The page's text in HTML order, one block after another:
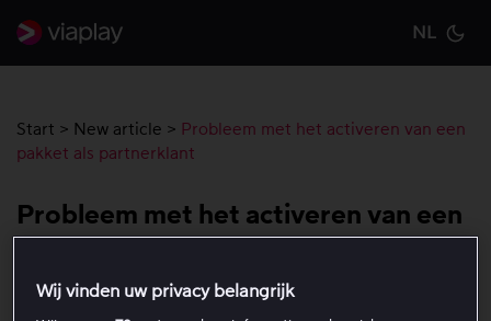
NL
Start > New article > Probleem met het activeren van een
pakket als partnerklant
Probleem met het activeren van een
Wij vinden uw privacy belangrijk